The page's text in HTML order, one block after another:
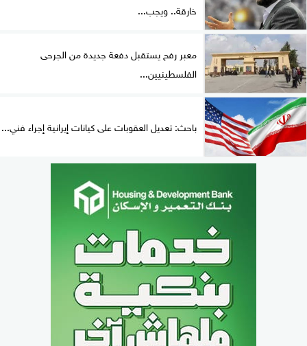
خارقة.. ويجب...
معبر رفح يستقبل دفعة جديدة من الجرحى
الفلسطينيين...
باحث: تعديل العقوبات على كيانات إيرانية إجراء فني...